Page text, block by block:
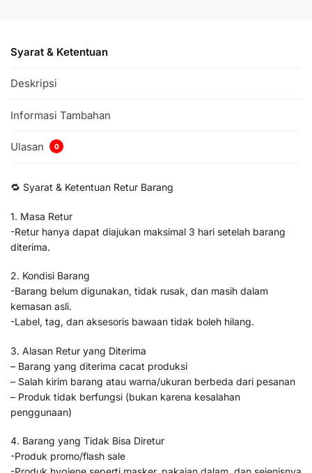
Syarat & Ketentuan
Deskripsi
Informasi Tambahan
Ulasan 0
🔁 Syarat & Ketentuan Retur Barang
1. Masa Retur
-Retur hanya dapat diajukan maksimal 3 hari setelah barang
diterima.
2. Kondisi Barang
-Barang belum digunakan, tidak rusak, dan masih dalam
kemasan asli.
-Label, tag, dan aksesoris bawaan tidak boleh hilang.
3. Alasan Retur yang Diterima
– Barang yang diterima cacat produksi
– Salah kirim barang atau warna/ukuran berbeda dari pesanan
– Produk tidak berfungsi (bukan karena kesalahan
penggunaan)
4. Barang yang Tidak Bisa Diretur
-Produk promo/flash sale